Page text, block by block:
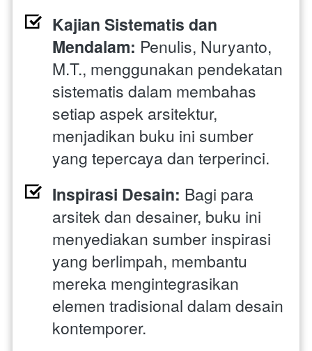
Kajian Sistematis dan
Mendalam: Penulis, Nuryanto,
M.T., menggunakan pendekatan
sistematis dalam membahas
setiap aspek arsitektur,
menjadikan buku ini sumber
yang tepercaya dan terperinci.
Inspirasi Desain: Bagi para
arsitek dan desainer, buku ini
menyediakan sumber inspirasi
yang berlimpah, membantu
mereka mengintegrasikan
elemen tradisional dalam desain
kontemporer.